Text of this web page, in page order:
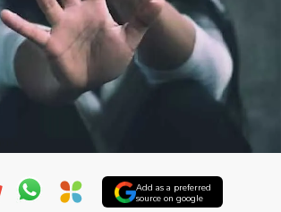
Add as a preferred
source on google